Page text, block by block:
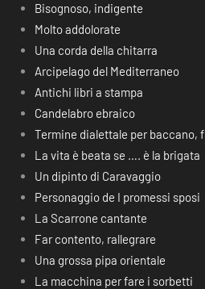
Bisognoso, indigente
Molto addolorate
Una corda della chitarra
Arcipelago del Mediterraneo
Antichi libri a stampa
Candelabro ebraico
Termine dialettale per baccano,
La vita è beata se …. è la brigata
Un dipinto di Caravaggio
Personaggio de I promessi sposi
La Scarrone cantante
Far contento, rallegrare
Una grossa pipa orientale
La macchina per fare i sorbetti